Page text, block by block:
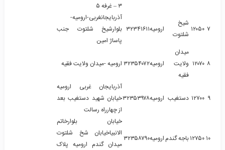
۳ – غرفه ۵
۷ ۱۲۰۵۰
شیخ
شلتوت
ارومیه۳۲۳۴۱۶۱۱
آذربایجانغربی-ارومیه-
بلوارشیخ شلتوت جنب
پاساژ امین
۸ ۱۲۰۷۰
میدان
ولایت
فقیه
ارومیه۳۲۳۵۴۰۷۲ ارومیه -میدان ولایت فقیه
۹ ۱۲۷۰۰ دستغیب ارومیه۳۲۳۵۳۹۷۸
آذربایجان غربی ارومیه
خیابان شهید دستغیب بعد
از چهارراه رسالت
۱۰ ۱۲۷۵۰باجه گندم ارومیه۳۲۳۵۸۷۹۰
خیابان بلوارخاتم
الانبیاخیابان شخ شلتوت
میدان گندم ارومیه پلاک